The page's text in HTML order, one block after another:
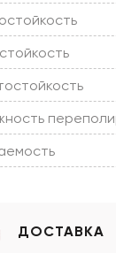
ДОСТАВКА